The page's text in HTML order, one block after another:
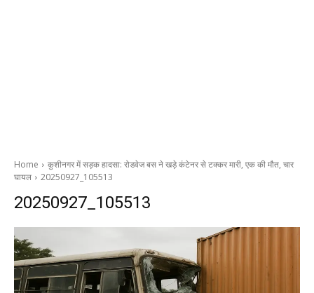
Home
कुशीनगर में सड़क हादसा: रोडवेज बस ने खड़े कंटेनर से टक्कर मारी, एक की मौत, चार
घायल
20250927_105513
20250927_105513